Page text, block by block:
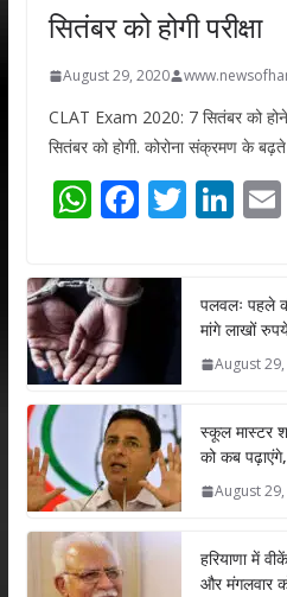
सितंबर को होगी परीक्षा
August 29, 2020
CLAT Exam 2020: 7 सितंबर को होने
सितंबर को होगी. कोरोना संक्रमण के बढ़ते
W
at
s
A
p
p
F
e
b
o
k
T
er
Li
e
dI
n
पलवलः पहले
मांगे लाखों
August
स्कूल मास्टर
को कब
August
हरियाणा में
और मंगलवार